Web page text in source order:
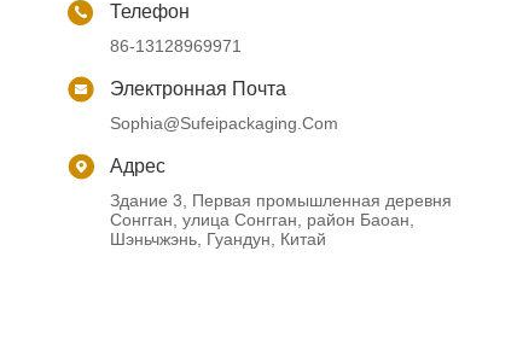
Телефон
86-13128969971
Электронная Почта
Sophia@sufeipackaging.com
Адрес
Здание 3, Первая промышленная деревня
Сонгган, улица Сонгган, район Баоан,
Шэньчжэнь, Гуандун, Китай